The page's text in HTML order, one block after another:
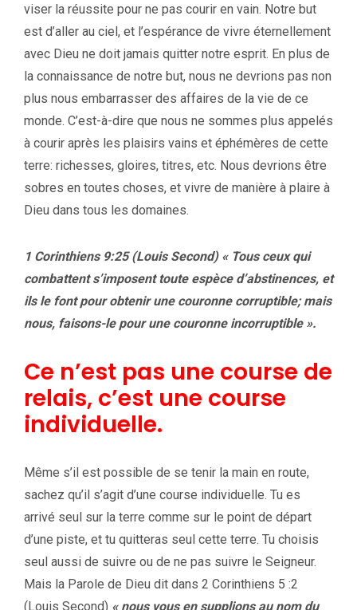
viser la réussite pour ne pas courir en vain. Notre but
est d’aller au ciel, et l’espérance de vivre éternellement
avec Dieu ne doit jamais quitter notre esprit. En plus de
la connaissance de notre but, nous ne devrions pas non
plus nous embarrasser des affaires de la vie de ce
monde. C’est-à-dire que nous ne sommes plus appelés
à courir après les plaisirs vains et éphémères de cette
terre: richesses, gloires, titres, etc. Nous devrions être
sobres en toutes choses, et vivre de manière à plaire à
Dieu dans tous les domaines.
1 Corinthiens 9:25 (Louis Second) « Tous ceux qui
combattent s’imposent toute espèce d’abstinences, et
ils le font pour obtenir une couronne corruptible; mais
nous, faisons-le pour une couronne incorruptible ».
Ce n’est pas une course de
relais, c’est une course
individuelle.
Même s’il est possible de se tenir la main en route,
sachez qu’il s’agit d’une course individuelle. Tu es
arrivé seul sur la terre comme sur le point de départ
d’une piste, et tu quitteras seul cette terre. Tu choisis
seul aussi de suivre ou de ne pas suivre le Seigneur.
Mais la Parole de Dieu dit dans 2 Corinthiens 5 :2
(Louis Second) « nous vous en supplions au nom du